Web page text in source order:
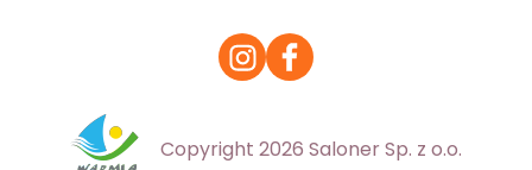
Copyright 2026 Saloner Sp. z o.o.